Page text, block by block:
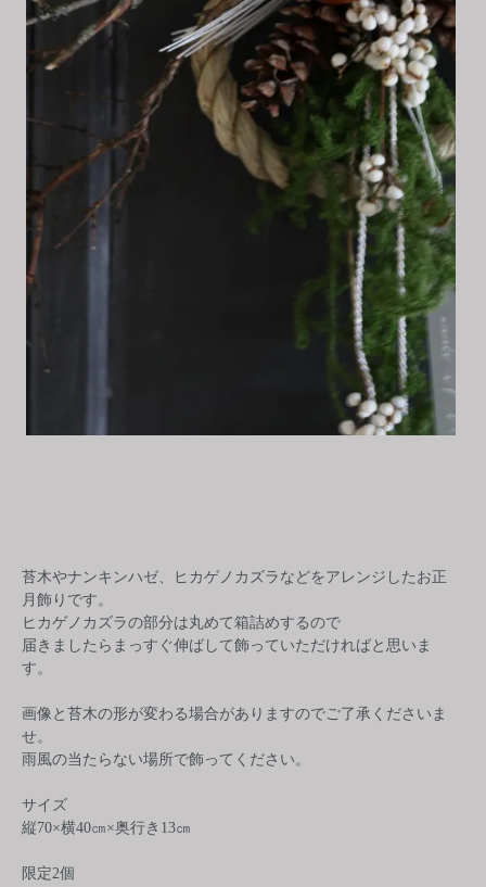
苔木やナンキンハゼ、ヒカゲノカズラなどをアレンジしたお正
月飾りです。
ヒカゲノカズラの部分は丸めて箱詰めするので
届きましたらまっすぐ伸ばして飾っていただければと思いま
す。
画像と苔木の形が変わる場合がありますのでご了承くださいま
せ。
雨風の当たらない場所で飾ってください。
サイズ
縦70×横40㎝×奥行き13㎝
限定2個